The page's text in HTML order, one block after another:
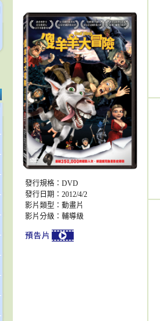
發行規格：DVD
發行日期：2012/4/2
影片類型：動畫片
影片分級：輔導級